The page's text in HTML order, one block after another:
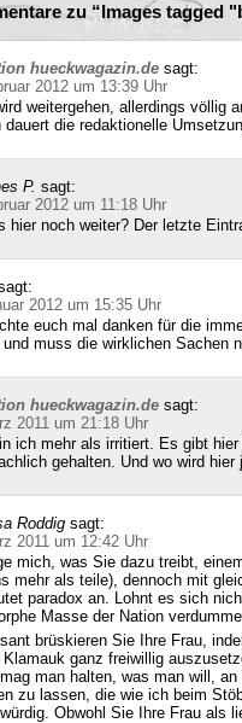
zu “Images tagged
hueckwagazin.de sagt:
2012 um 13:39 Uhr
weitergehen, allerdings völlig
dauert die redaktionelle
P. sagt:
2012 um 11:18 Uhr
hier noch weiter? Der letzte
2012 um 15:35 Uhr
euch mal danken für die
muss die wirklichen Sachen
hueckwagazin.de sagt:
2011 um 21:18 Uhr
ich mehr als irritiert. Es gibt
gehalten. Und wo wird
Roddig sagt:
2011 um 12:42 Uhr
mich, was Sie dazu treibt,
mehr als teile), dennoch mit
paradox an. Lohnt es sich
Masse der Nation
brüskieren Sie Ihre Frau,
Klamauk ganz freiwillig
man halten, was man will,
zu lassen, die wie ich beim
Obwohl Sie Ihre Frau als